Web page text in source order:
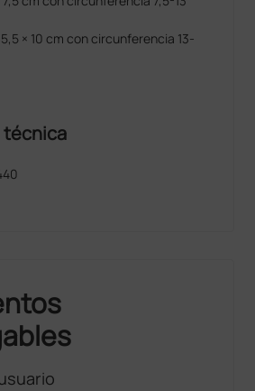
× 10 cm con circunferencia 13-
técnica